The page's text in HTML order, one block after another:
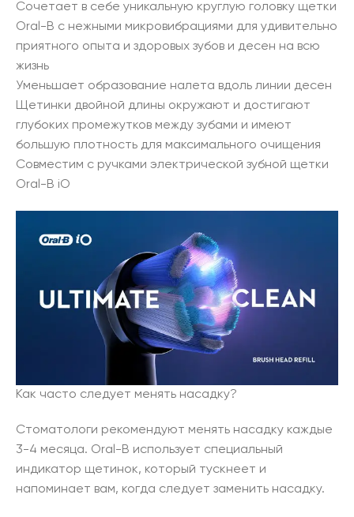
Сочетает в себе уникальную круглую головку щетки
Oral-B с нежными микровибрациями для удивительно
приятного опыта и здоровых зубов и десен на всю
жизнь
Уменьшает образование налета вдоль линии десен
Щетинки двойной длины окружают и достигают
глубоких промежутков между зубами и имеют
большую плотность для максимального очищения
Совместим с ручками электрической зубной щетки
Oral-B iO
Как часто следует менять насадку?
Стоматологи рекомендуют менять насадку каждые
3-4 месяца. Oral-B использует специальный
индикатор щетинок, который тускнеет и
напоминает вам, когда следует заменить насадку.